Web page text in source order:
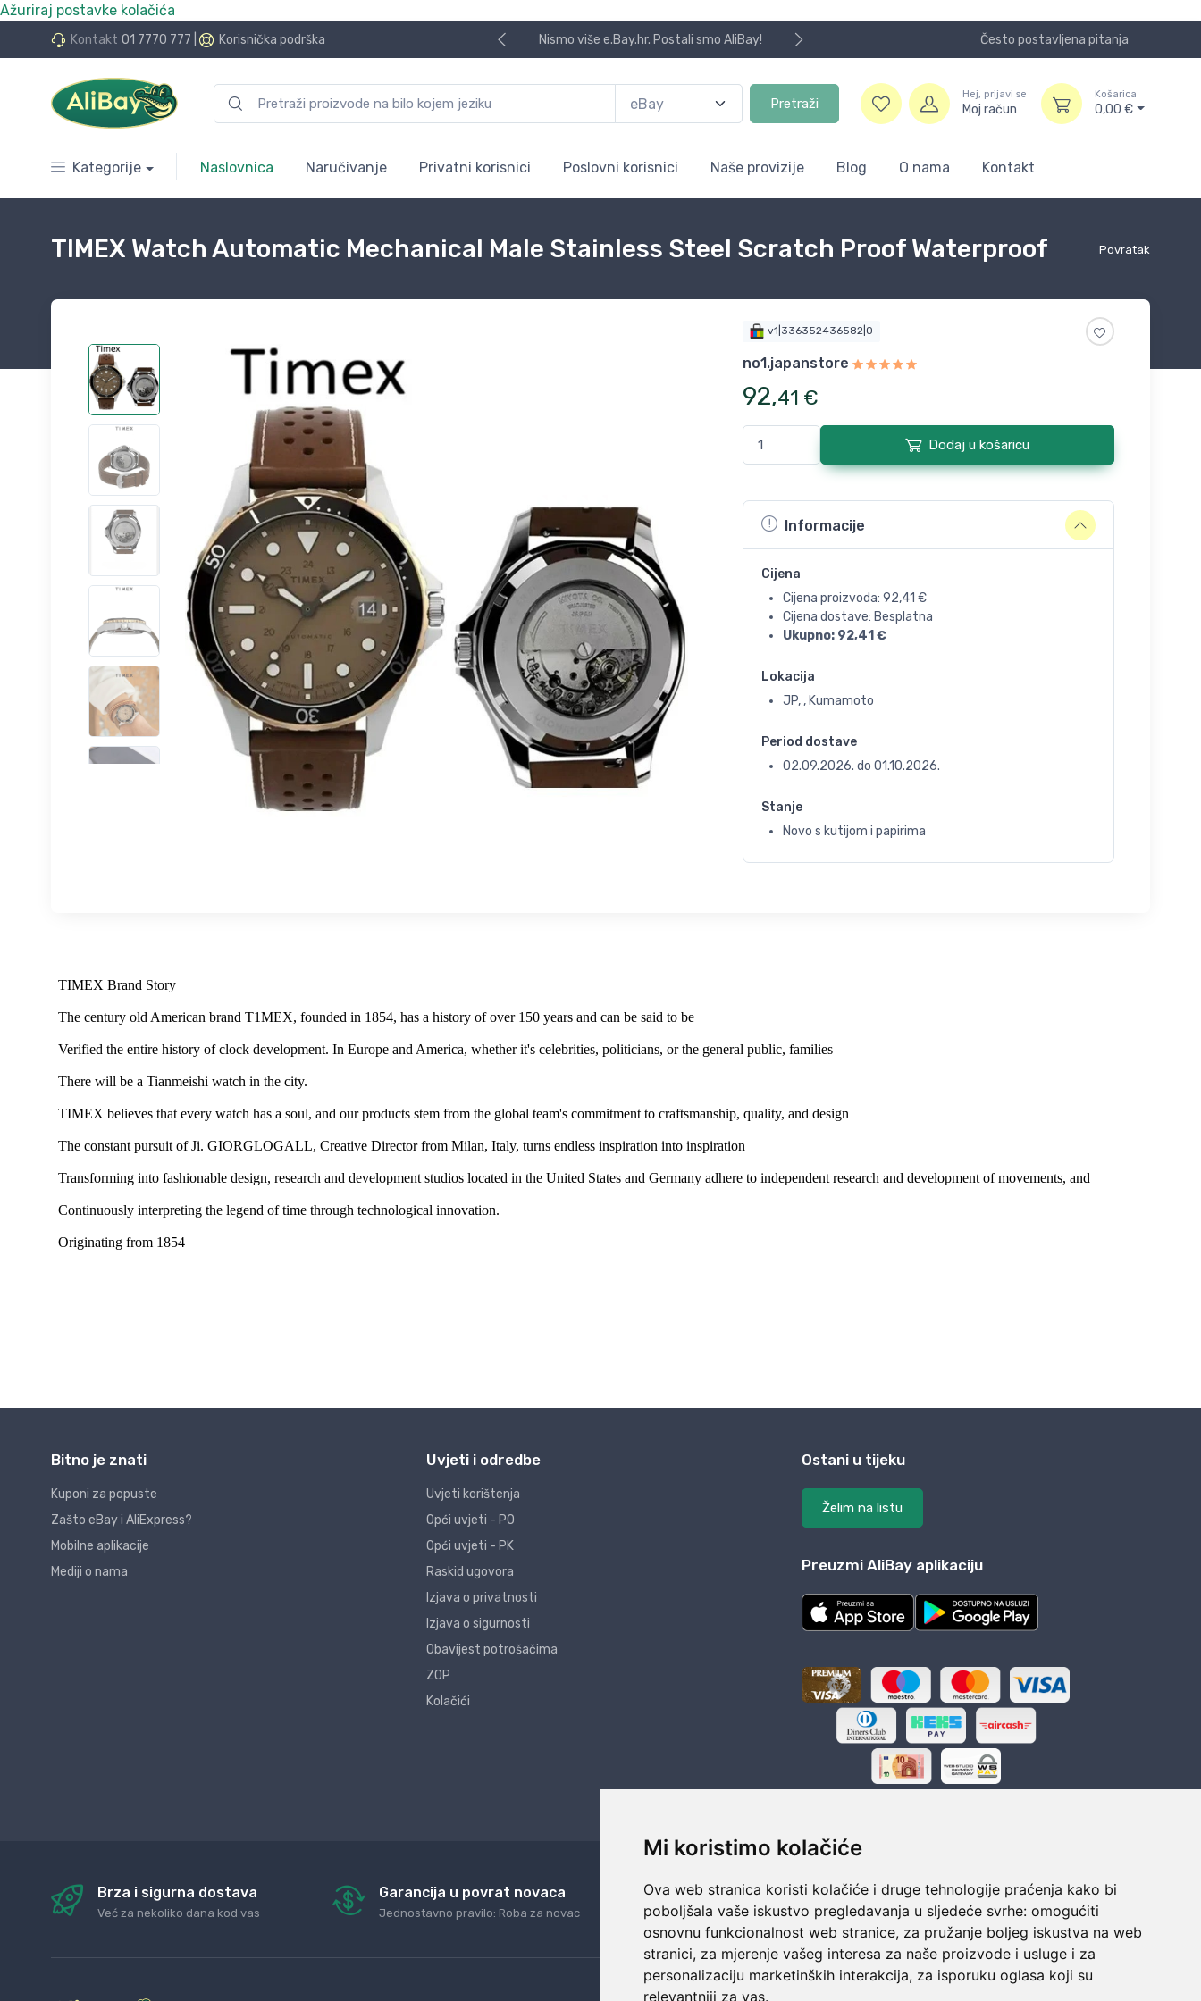
Mi koristimo kolačiće
Ova web stranica koristi kolačiće i druge tehnologije praćenja kako bi
poboljšala vaše iskustvo pregledavanja u sljedeće svrhe: omogućiti
osnovnu funkcionalnost web stranice, za pružanje boljeg iskustva na web
stranici, za mjerenje vašeg interesa za naše proizvode i usluge i za
personalizaciju marketinških interakcija, za isporuku oglasa koji su
relevantniji za vas.
Ažuriraj postavke kolačića
Kontakt 01 7770 777 Korisnička podrška
24 rate bez kamata Nismo više e.Bay.hr. Postali smo AliBay! Često postavljena pitanja
Pretraži
Hej, prijavi se
Moj račun
Košarica
0,00 €
Kategorije Naslovnica Naručivanje Privatni korisnici Poslovni korisnici Naše provizije Blog O nama Kontakt
Povratak
TIMEX Watch Automatic Mechanical Male Stainless Steel Scratch Proof Waterproof
v1|336352436582|0
no1.japanstore
92,41 €
Dodaj u košaricu
Informacije
Cijena
Cijena proizvoda: 92,41 €
Cijena dostave: Besplatna
Ukupno: 92,41 €
Lokacija
JP, , Kumamoto
Period dostave
02.09.2026. do 01.10.2026.
Stanje
Novo s kutijom i papirima
Bitno je znati
Kuponi za popuste
Zašto eBay i AliExpress?
Mobilne aplikacije
Mediji o nama
Uvjeti i odredbe
Uvjeti korištenja
Opći uvjeti - PO
Opći uvjeti - PK
Raskid ugovora
Izjava o privatnosti
Izjava o sigurnosti
Obavijest potrošačima
ZOP
Kolačići
Ostani u tijeku
Želim na listu
Preuzmi AliBay aplikaciju
Brza i sigurna dostava
Već za nekoliko dana kod vas
Garancija u povrat novaca
Jednostavno pravilo: Roba za novac
24/7 odlična podrška
Naši agenti uvijek na raspolaganju
Sigurno obročno plaćanje
Do 24 rata bez kamata